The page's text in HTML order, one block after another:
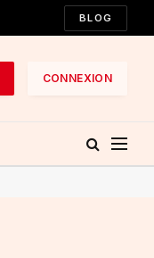
BLOG
CONNEXION